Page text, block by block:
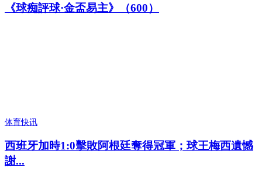
《球痴評球·金盃易主》（600）
体育快讯
西班牙加時1:0擊敗阿根廷奪得冠軍；球王梅西遺憾
謝...